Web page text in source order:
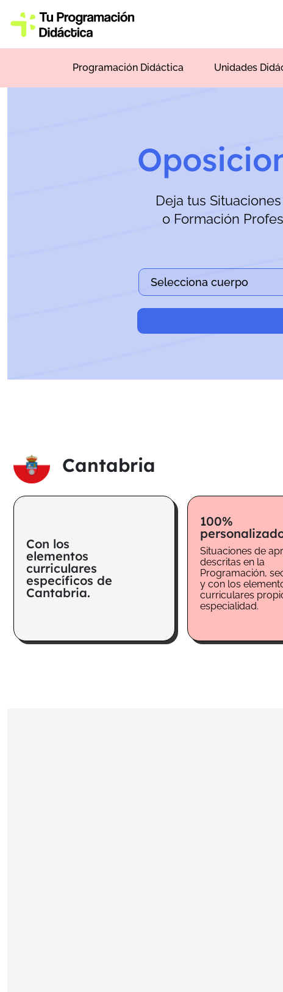
Programación Didáctica Unidades
Deja tus
o Formación
Cantabria
Con los
elementos
curriculares
específicos de
Cantabria.
100%
Situaciones de
descritas en la
Programación,
y con los
curriculares
especialidad.